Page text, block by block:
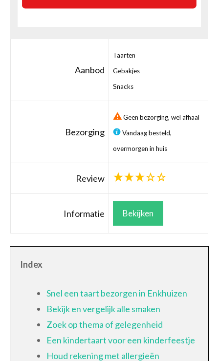
Aanbod
Taarten
Gebakjes
Snacks
Bezorging
Geen bezorging, wel afhaal
Vandaag besteld,
overmorgen in huis
Review
Informatie Bekijken
Index
Snel een taart bezorgen in Enkhuizen
Bekijk en vergelijk alle smaken
Zoek op thema of gelegenheid
Een kindertaart voor een kinderfeestje
Houd rekening met allergieën